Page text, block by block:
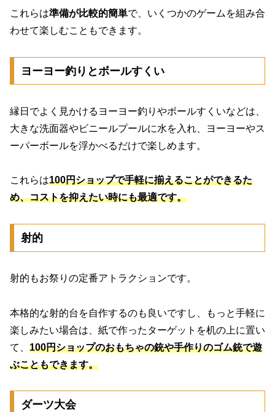
これらは準備が比較的簡単で、いくつかのゲームを組み合
わせて楽しむこともできます。
ヨーヨー釣りとボールすくい
縁日でよく見かけるヨーヨー釣りやボールすくいなどは、
大きな洗面器やビニールプールに水を入れ、ヨーヨーやス
ーパーボールを浮かべるだけで楽しめます。
これらは100円ショップで手軽に揃えることができるた
め、コストを抑えたい時にも最適です。
射的
射的もお祭りの定番アトラクションです。
本格的な射的台を自作するのも良いですし、もっと手軽に
楽しみたい場合は、紙で作ったターゲットを机の上に置い
て、 100円ショップのおもちゃの銃や手作りのゴム銃で遊
ぶこともできます。
ダーツ大会